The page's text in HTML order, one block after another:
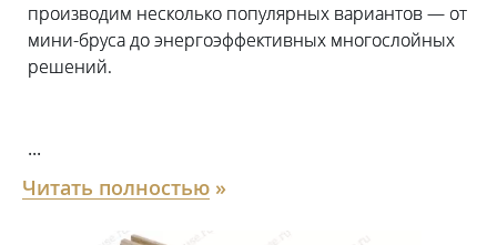
производим несколько популярных вариантов — от
мини-бруса до энергоэффективных многослойных
решений.
...
Читать полностью »